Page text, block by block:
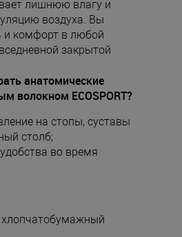
лишнюю влагу и
воздуха. Вы
и комфорт в любой
закрытой
анатомические
волокном ECOSPORT?
на стопы, суставы
столб;
во время
хлопчатобумажный